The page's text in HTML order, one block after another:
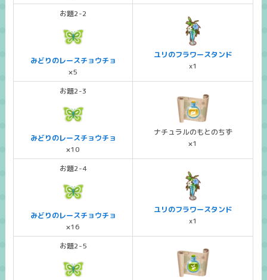
お題2-2
みどりのレースチョウチョ
×5
ユリのフラワースタンド
x1
お題2-3
みどりのレースチョウチョ
×10
ナチュラルのもとのちず
×1
お題2-4
みどりのレースチョウチョ
×16
ユリのフラワースタンド
x1
お題2-5